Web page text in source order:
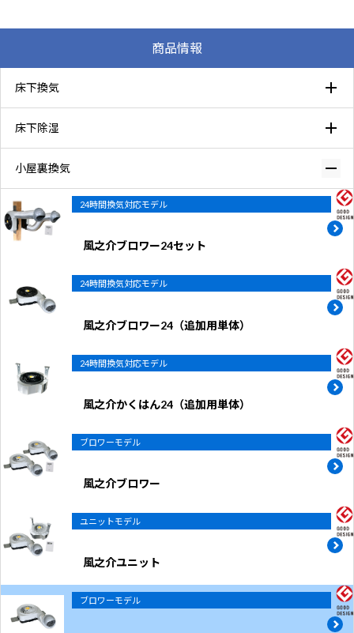
商品情報
床下換気
床下除湿
小屋裏換気
24時間換気対応モデル
風之介ブロワー24セット
24時間換気対応モデル
風之介ブロワー24（追加用単体）
24時間換気対応モデル
風之介かくはん24（追加用単体）
ブロワーモデル
風之介ブロワー
ユニットモデル
風之介ユニット
ブロワーモデル